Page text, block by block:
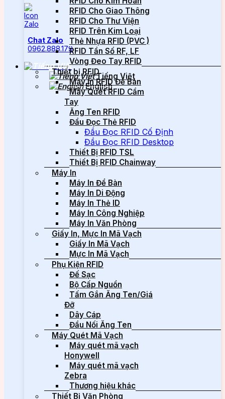
Chat Zalo
0962.888.179
Tiếng Việt
English
RFID Cho Giao Thông
RFID Cho Thư Viện
RFID Trên Kim Loại
Thẻ Nhựa RFID (PVC )
RFID Tần Số RF, LF
Vòng Đeo Tay RFID
Thiết bị RFID
Máy In RFID Để Bàn
Máy Quét RFID Cầm
Tay
Ăng Ten RFID
Đầu Đọc Thẻ RFID
Đầu Đọc RFID Cố Định
Đầu Đọc RFID Desktop
Thiết Bị RFID TSL
Thiết Bị RFID Chainway
Máy In
Máy In Để Bàn
Máy In Di Động
Máy In Thẻ ID
Máy In Công Nghiệp
Máy In Văn Phòng
Giấy In, Mực In Mã Vạch
Giấy In Mã Vạch
Mực In Mã Vạch
Phụ Kiện RFID
Đế Sạc
Bộ Cấp Nguồn
Tấm Gắn Ăng Ten/Giá
Đỡ
Dây Cáp
Đầu Nối Ăng Ten
Máy Quét Mã Vạch
Máy quét mã vạch
Honywell
Máy quét mã vạch
Zebra
Thương hiệu khác
Thiết Bị Văn Phòng